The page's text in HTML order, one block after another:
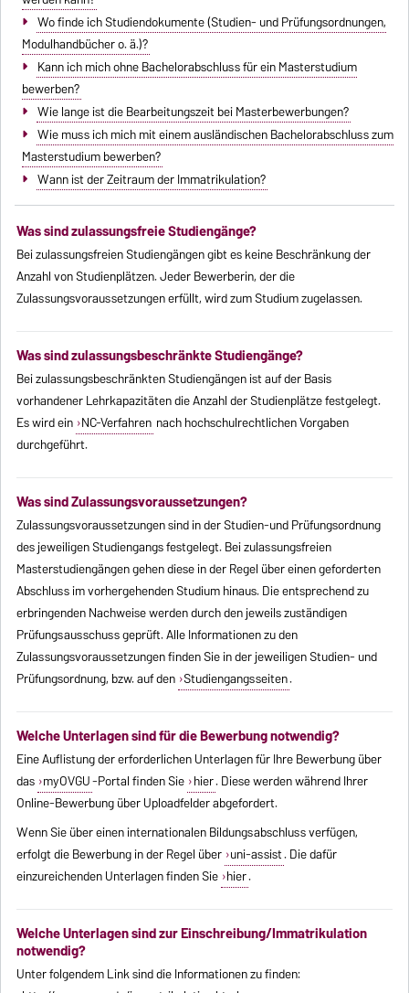
Wo finde ich Studiendokumente (Studien- und Prüfungsordnungen,
Modulhandbücher o. ä.)?
Kann ich mich ohne Bachelorabschluss für ein Masterstudium
bewerben?
Wie lange ist die Bearbeitungszeit bei Masterbewerbungen?
Wie muss ich mich mit einem ausländischen Bachelorabschluss zum
Masterstudium bewerben?
Wann ist der Zeitraum der Immatrikulation?
Was sind zulassungsfreie Studiengänge?
Bei zulassungsfreien Studiengängen gibt es keine Beschränkung der
Anzahl von Studienplätzen. Jeder Bewerberin, der die
Zulassungsvoraussetzungen erfüllt, wird zum Studium zugelassen.
Was sind zulassungsbeschränkte Studiengänge?
Bei zulassungsbeschränkten Studiengängen ist auf der Basis
vorhandener Lehrkapazitäten die Anzahl der Studienplätze festgelegt.
Es wird ein NC-Verfahren nach hochschulrechtlichen Vorgaben
durchgeführt.
Was sind Zulassungsvoraussetzungen?
Zulassungsvoraussetzungen sind in der Studien-und Prüfungsordnung
des jeweiligen Studiengangs festgelegt. Bei zulassungsfreien
Masterstudiengängen gehen diese in der Regel über einen geforderten
Abschluss im vorhergehenden Studium hinaus. Die entsprechend zu
erbringenden Nachweise werden durch den jeweils zuständigen
Prüfungsausschuss geprüft. Alle Informationen zu den
Zulassungsvoraussetzungen finden Sie in der jeweiligen Studien- und
Prüfungsordnung, bzw. auf den Studiengangsseiten.
Welche Unterlagen sind für die Bewerbung notwendig?
Eine Auflistung der erforderlichen Unterlagen für Ihre Bewerbung über
das myOVGU-Portal finden Sie hier. Diese werden während Ihrer
Online-Bewerbung über Uploadfelder abgefordert.
Wenn Sie über einen internationalen Bildungsabschluss verfügen,
erfolgt die Bewerbung in der Regel über uni-assist. Die dafür
einzureichenden Unterlagen finden Sie hier.
Welche Unterlagen sind zur Einschreibung/Immatrikulation
notwendig?
Unter folgendem Link sind die Informationen zu finden: